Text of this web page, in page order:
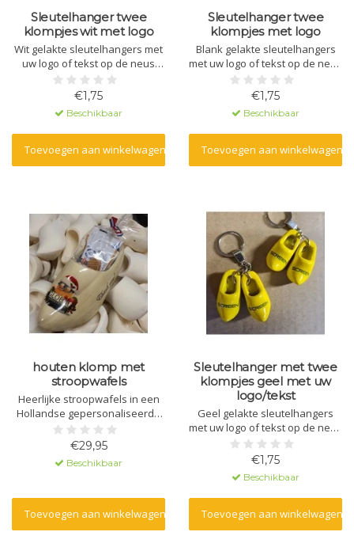
Sleutelhanger twee
klompjes wit met logo
Wit gelakte sleutelhangers met
uw logo of tekst op de neus
bedrukt.Leuk om uit te delen op
beurzen, voor goodybags en
bruiloften.
€1,75
Beschikbaar
Toevoegen aan winkelwagen
Sleutelhanger twee
klompjes met logo
Blank gelakte sleutelhangers
met uw logo of tekst op de neus
bedrukt.Leuk om uit te delen op
beurzen, voor goodybags en
bruiloften.
€1,75
Beschikbaar
Toevoegen aan winkelwagen
houten klomp met
stroopwafels
Heerlijke stroopwafels in een
Hollandse gepersonaliseerde
klomp.
€29,95
Beschikbaar
Toevoegen aan winkelwagen
Sleutelhanger met twee
klompjes geel met uw
logo/tekst
Geel gelakte sleutelhangers
met uw logo of tekst op de neus
bedrukt.Leuk om uit te delen op
beurzen, voor goodybags en
bruiloften.
€1,75
Beschikbaar
Toevoegen aan winkelwagen